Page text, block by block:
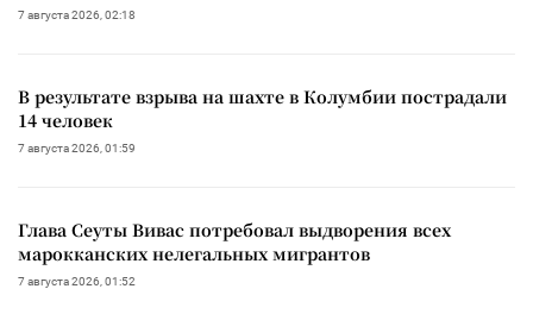
7 августа 2026, 02:18
В результате взрыва на шахте в Колумбии пострадали
14 человек
7 августа 2026, 01:59
Глава Сеуты Вивас потребовал выдворения всех
марокканских нелегальных мигрантов
7 августа 2026, 01:52